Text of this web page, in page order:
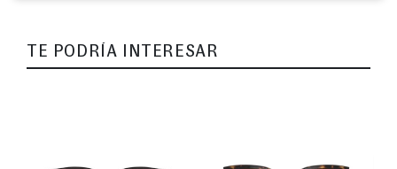
TE PODRÍA INTERESAR